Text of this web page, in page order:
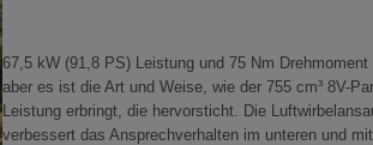
67,5 kW (91,8 PS) Leistung und 75 Nm Drehmoment
aber es ist die Art und Weise, wie der 755 cm³ 8V-
Leistung erbringt, die hervorsticht. Die
verbessert das Ansprechverhalten im unteren und